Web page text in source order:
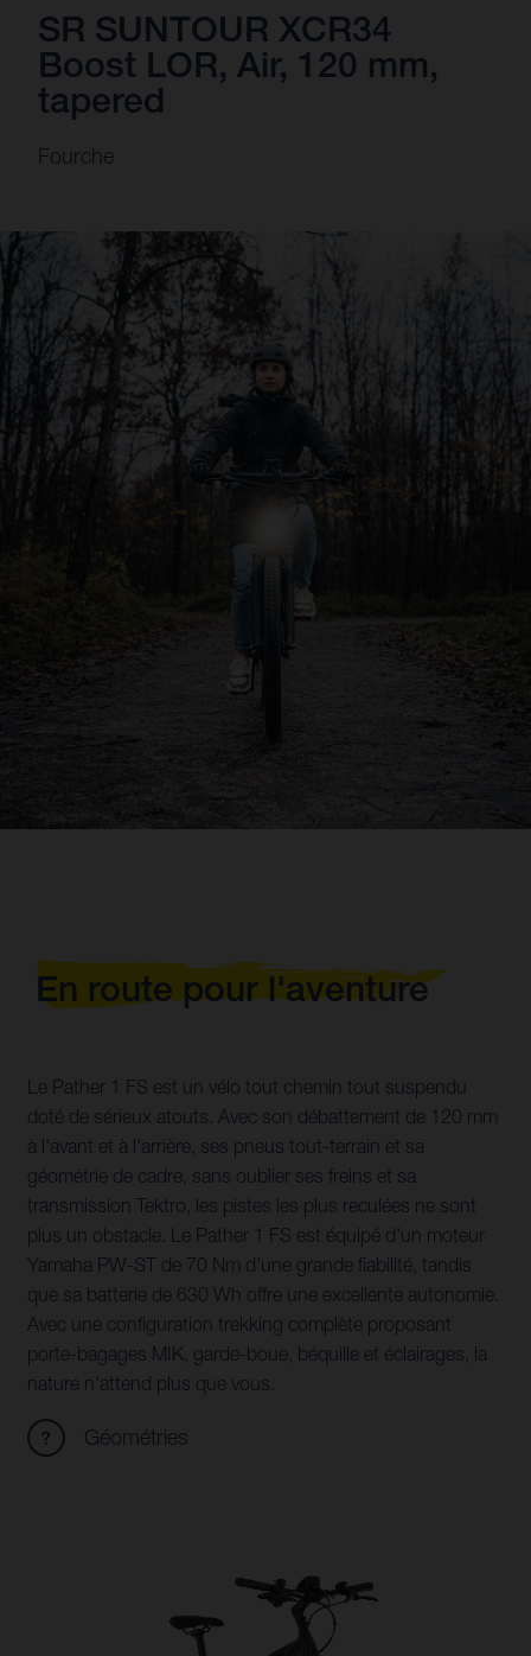
SR SUNTOUR XCR34
Boost LOR, Air, 120 mm,
tapered
Fourche
En route pour l'aventure
Le Pather 1 FS est un vélo tout chemin tout suspendu
doté de sérieux atouts. Avec son débattement de 120 mm
à l'avant et à l'arrière, ses pneus tout-terrain et sa
géométrie de cadre, sans oublier ses freins et sa
transmission Tektro, les pistes les plus reculées ne sont
plus un obstacle. Le Pather 1 FS est équipé d'un moteur
Yamaha PW-ST de 70 Nm d'une grande fiabilité, tandis
que sa batterie de 630 Wh offre une excellente autonomie.
Avec une configuration trekking complète proposant
porte-bagages MIK, garde-boue, béquille et éclairages, la
nature n'attend plus que vous.
Géométries